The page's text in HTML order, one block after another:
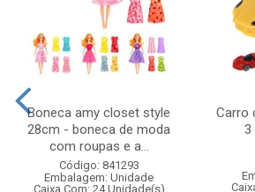
Boneca amy closet style
28cm - boneca de moda
com roupas e a...
Código: 841293
Embalagem: Unidade
Caixa Com: 24 Unidade(s)
Carro
3